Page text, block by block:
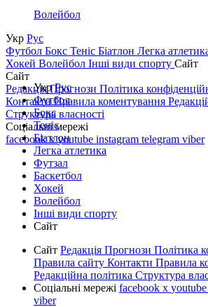
Волейбол
Укр Рус
Футбол Бокс Теніс Біатлон Легка
Хокей Волейбол Інші види спорту Сайт
Сайт
РедакціяПрогнози Політика
КонтактиПравила коментування
Структура власності
Соціальні мережі
facebookxyoutube instagram telegram viber
УкрРус
Футбол
Бокс
Теніс
Біатлон
Легка атлетика
Футзал
Баскетбол
Хокей
Волейбол
Інші види спорту
Сайт
Сайт Редакція Прогнози Політика
Правила сайту Контакти Правила
Редакційна політика Структура
Соціальні мережі facebook x youtube
viber